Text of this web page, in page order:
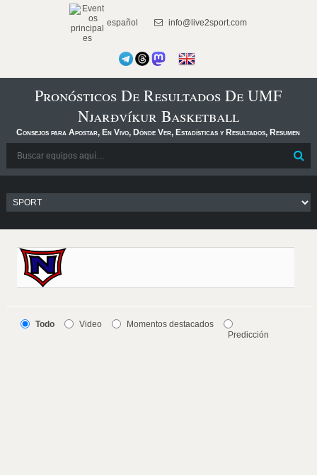
español info@live2sport.com
Pronósticos De Resultados De UMF
Njarðvíkur Basketball
Consejos para Apostar, En Vivo, Dónde Ver, Estadísticas y Resultados, Resumen
Todo Video
Momentos destacados
Predicción